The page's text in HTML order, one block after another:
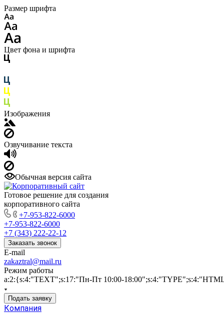
Размер шрифта
Цвет фона и шрифта
Изображения
Озвучивание текста
Обычная версия сайта
Готовое решение для создания
корпоративного сайта
+7-953-822-6000
+7-953-822-6000
+7 (343) 222-22-12
Заказать звонок
E-mail
zakaztral@mail.ru
Режим работы
a:2:{s:4:"TEXT";s:17:"Пн-Пт 10:00-
Подать заявку
Компания